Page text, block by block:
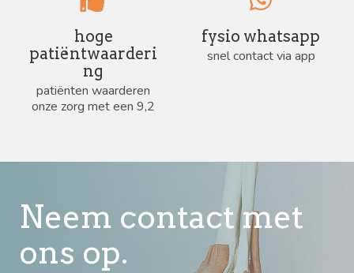
hoge
patiëntwaarderi
ng
patiënten waarderen
onze zorg met een 9,2
fysio whatsapp
snel contact via app
Neem contact met
ons op.